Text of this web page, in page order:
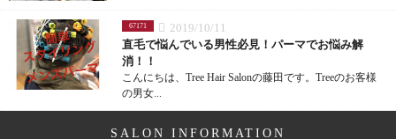
67171
2019/10/11
直毛で悩んでいる男性必見！パーマでお悩み解
消！！
こんにちは、Tree Hair Salonの藤田です。Treeのお客様
の男女...
SALON INFORMATION